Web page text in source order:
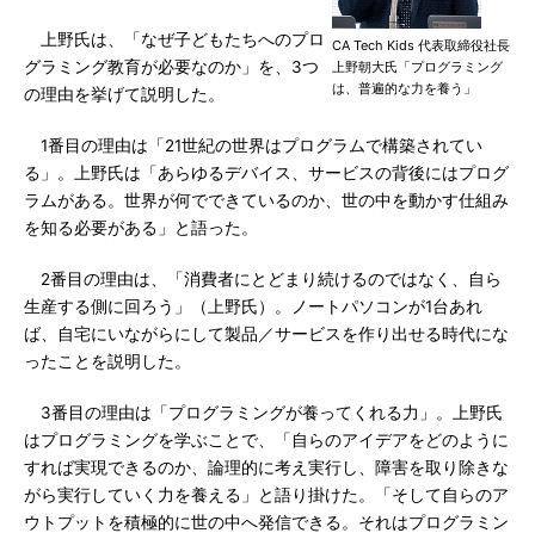
CA Tech Kids 代表取締役社長
上野朝大氏「プログラミング
は、普遍的な力を養う」
上野氏は、「なぜ子どもたちへのプロ
グラミング教育が必要なのか」を、3つ
の理由を挙げて説明した。
1番目の理由は「21世紀の世界はプログラムで構築されてい
る」。上野氏は「あらゆるデバイス、サービスの背後にはプログ
ラムがある。世界が何でできているのか、世の中を動かす仕組み
を知る必要がある」と語った。
2番目の理由は、「消費者にとどまり続けるのではなく、自ら
生産する側に回ろう」（上野氏）。ノートパソコンが1台あれ
ば、自宅にいながらにして製品／サービスを作り出せる時代にな
ったことを説明した。
3番目の理由は「プログラミングが養ってくれる力」。上野氏
はプログラミングを学ぶことで、「自らのアイデアをどのように
すれば実現できるのか、論理的に考え実行し、障害を取り除きな
がら実行していく力を養える」と語り掛けた。「そして自らのア
ウトプットを積極的に世の中へ発信できる。それはプログラミン